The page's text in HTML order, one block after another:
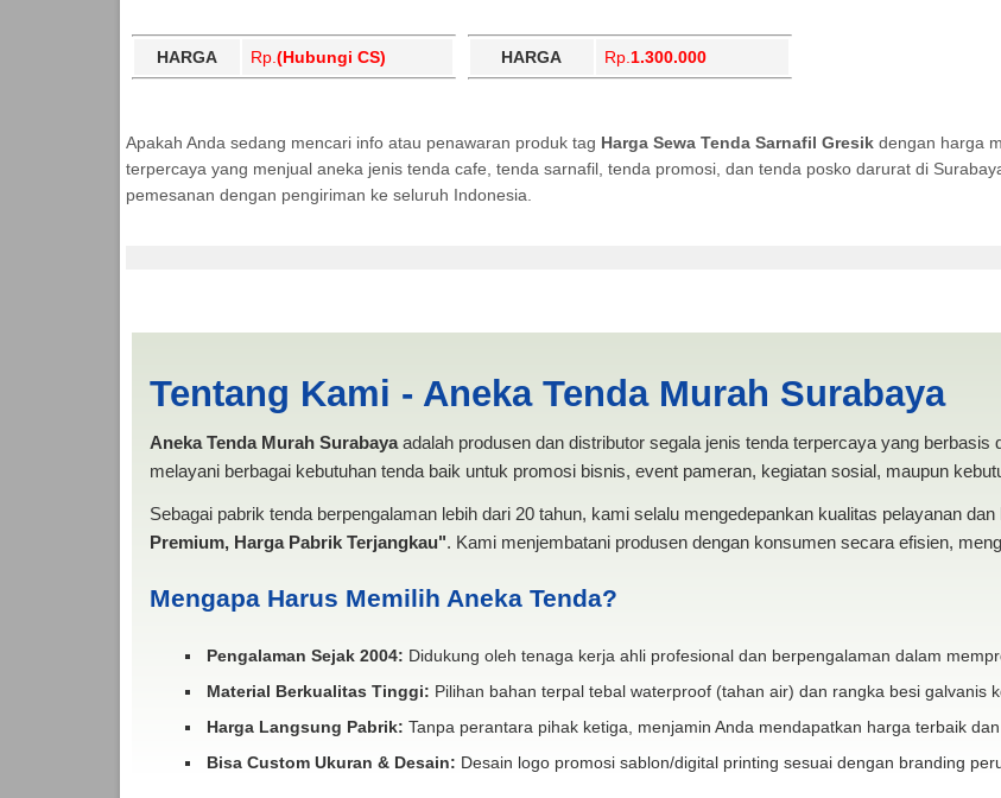
HARGA Rp. (Hubungi CS) HARGA Rp. 1.300.000
Apakah Anda sedang mencari info atau penawaran produk tag Harga Sewa Tenda Sarnafil Gresikdengan harga
terpercaya yang menjual aneka jenis tenda cafe, tenda sarnafil, tenda promosi, dan tenda posko darurat di
pemesanan dengan pengiriman ke seluruh Indonesia.
Tentang Kami - Aneka Tenda Murah Surabaya
Aneka Tenda Murah Surabayaadalah produsen dan distributor segala jenis tenda terpercaya yang
melayani berbagai kebutuhan tenda baik untuk promosi bisnis, event pameran, kegiatan sosial, maupun
Sebagai pabrik tenda berpengalaman lebih dari 20 tahun, kami selalu mengedepankan kualitas pelayanan
Premium, Harga Pabrik Terjangkau". Kami menjembatani produsen dengan konsumen secara efisien,
Mengapa Harus Memilih Aneka Tenda?
Pengalaman Sejak 2004: Didukung oleh tenaga kerja ahli profesional dan berpengalaman dalam
Material Berkualitas Tinggi: Pilihan bahan terpal tebal waterproof (tahan air) dan rangka besi galvanis
Harga Langsung Pabrik: Tanpa perantara pihak ketiga, menjamin Anda mendapatkan harga terbaik dan
Bisa Custom Ukuran & Desain: Desain logo promosi sablon/digital printing sesuai dengan branding